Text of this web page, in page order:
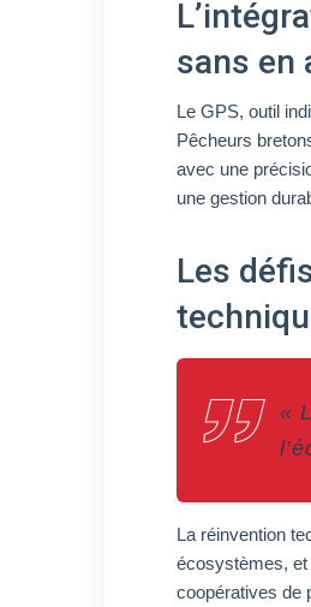
sans en
Le GPS, outil
Pêcheurs
avec une
une gestion
Les
«
La réinvention
écosystèmes, et
coopératives de